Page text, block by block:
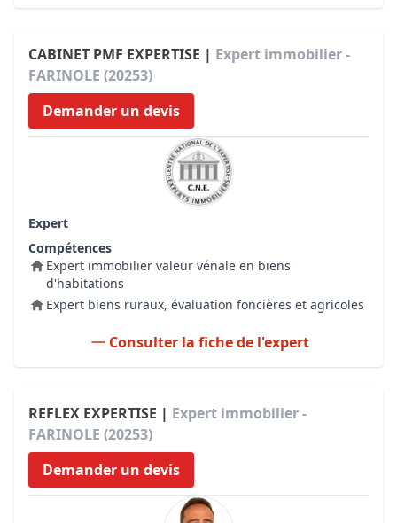
CABINET PMF EXPERTISE | Expert immobilier -
FARINOLE (20253)
Demander un devis
Expert
Compétences
Expert immobilier valeur vénale en biens
d'habitations
Expert biens ruraux, évaluation foncières et agricoles
Consulter la fiche de l'expert
REFLEX EXPERTISE | Expert immobilier -
FARINOLE (20253)
Demander un devis